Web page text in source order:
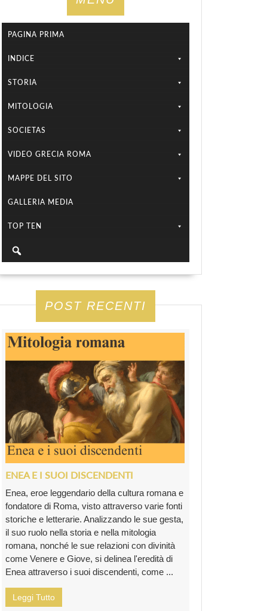
PAGINA PRIMA
INDICE
STORIA
MITOLOGIA
SOCIETAS
VIDEO GRECIA ROMA
MAPPE DEL SITO
GALLERIA MEDIA
TOP TEN
POST RECENTI
ENEA E I SUOI DISCENDENTI
Enea, eroe leggendario della cultura romana e
fondatore di Roma, visto attraverso varie fonti
storiche e letterarie. Analizzando le sue gesta,
il suo ruolo nella storia e nella mitologia
romana, nonché le sue relazioni con divinità
come Venere e Giove, si delinea l'eredità di
Enea attraverso i suoi discendenti, come ...
Leggi Tutto